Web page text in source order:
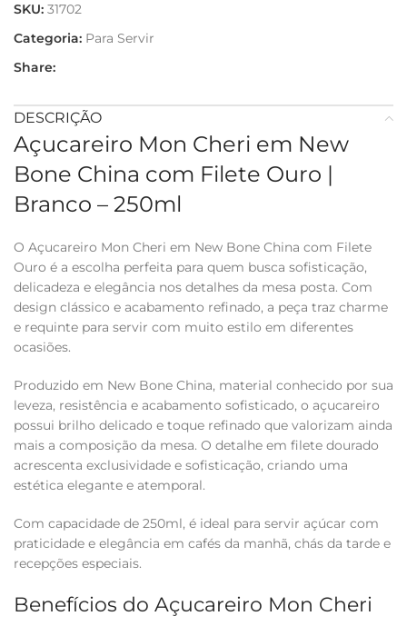
SKU: 31702
Categoria: Para Servir
Share:
DESCRIÇÃO
Açucareiro Mon Cheri em New
Bone China com Filete Ouro |
Branco – 250ml
O Açucareiro Mon Cheri em New Bone China com Filete
Ouro é a escolha perfeita para quem busca sofisticação,
delicadeza e elegância nos detalhes da mesa posta. Com
design clássico e acabamento refinado, a peça traz charme
e requinte para servir com muito estilo em diferentes
ocasiões.
Produzido em New Bone China, material conhecido por sua
leveza, resistência e acabamento sofisticado, o açucareiro
possui brilho delicado e toque refinado que valorizam ainda
mais a composição da mesa. O detalhe em filete dourado
acrescenta exclusividade e sofisticação, criando uma
estética elegante e atemporal.
Com capacidade de 250ml, é ideal para servir açúcar com
praticidade e elegância em cafés da manhã, chás da tarde e
recepções especiais.
Benefícios do Açucareiro Mon Cheri